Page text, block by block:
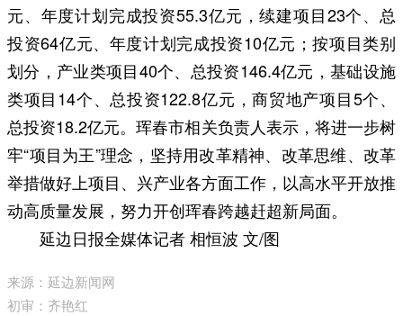
元、年度计划完成投资55.3亿元，续建项目23个、总
投资64亿元、年度计划完成投资10亿元；按项目类别
划分，产业类项目40个、总投资146.4亿元，基础设施
类项目14个、总投资122.8亿元，商贸地产项目5个、
总投资18.2亿元。珲春市相关负责人表示，将进一步树
牢“项目为王”理念，坚持用改革精神、改革思维、改革
举措做好上项目、兴产业各方面工作，以高水平开放推
动高质量发展，努力开创珲春跨越赶超新局面。
延边日报全媒体记者 相恒波 文/图
来源：延边新闻网
初审：齐艳红